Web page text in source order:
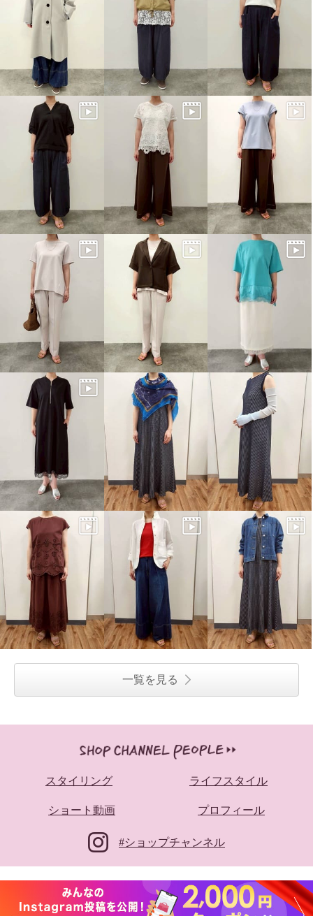
ゼラールスポーツ 襟あきがきれ
い！ もっちりのびのび素材 チュ
ールコンビ ラウンドネック プル
オーバー
エクリュ Ｍ
一覧を見る
スタイリング ライフスタイル
ショート動画 プロフィール
#ショップチャンネル